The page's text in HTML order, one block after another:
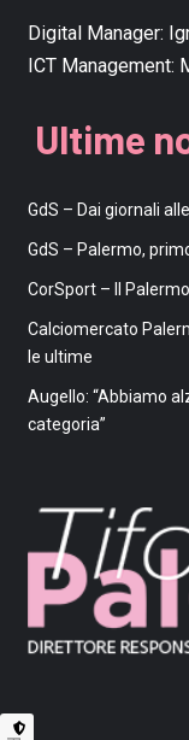
Digital Manager:
ICT Management:
Ultime
GdS – Dai giornali
GdS – Palermo,
CorSport – Il
Calciomercato
le ultime
Augello: “Abbiamo
categoria”